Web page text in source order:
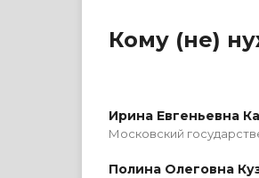
Кому (не)
Ирина Евгеньевна
Московский
Полина Олеговна